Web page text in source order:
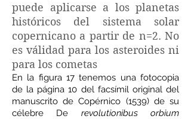
puede aplicarse a los planetas
históricos del sistema solar
copernicano a partir de n=2. No
es válidad para los asteroides ni
para los cometas
En la figura 17 tenemos una fotocopia
de la página 10 del facsímil original del
manuscrito de Copérnico (1539) de su
célebre De revolutionibus orbium